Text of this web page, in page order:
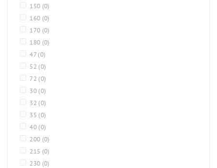
150 (0)
160 (0)
170 (0)
180 (0)
47 (0)
52 (0)
72 (0)
30 (0)
32 (0)
35 (0)
40 (0)
200 (0)
215 (0)
230 (0)